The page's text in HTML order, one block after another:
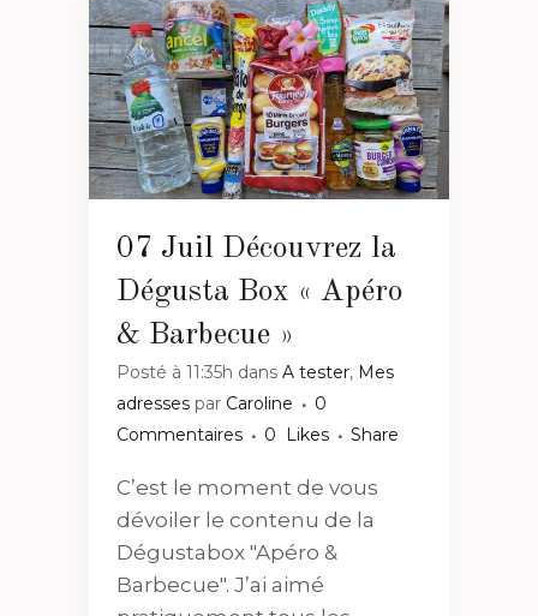
07 Juil Découvrez la
Dégusta Box « Apéro
& Barbecue »
Posté à 11:35h dans A tester, Mes
adresses par Caroline
0
Commentaires
0 Likes Share
C’est le moment de vous
dévoiler le contenu de la
Dégustabox "Apéro &
Barbecue". J’ai aimé